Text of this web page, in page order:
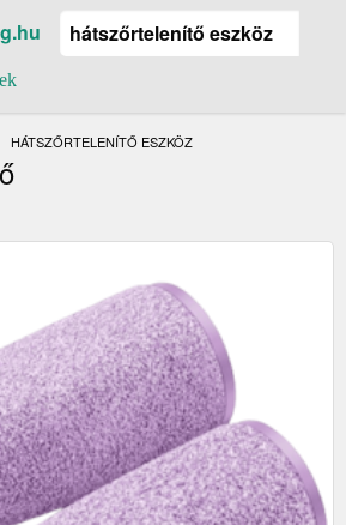
JELENLEGI:
HÁTSZŐRTELENÍTŐ ESZKÖZ